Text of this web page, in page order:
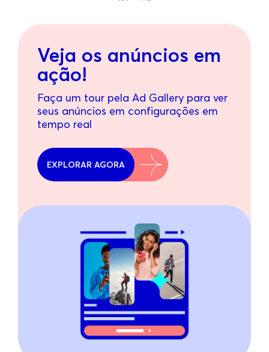
Veja os anúncios em
ação!
Faça um tour pela Ad Gallery para ver
seus anúncios em configurações em
tempo real
EXPLORAR AGORA